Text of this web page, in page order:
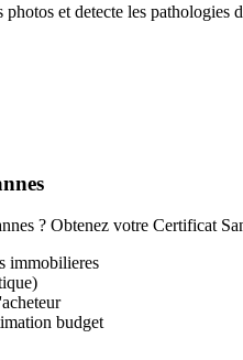
et detecte les pathologies
? Obtenez votre Certificat
immobilieres
budget